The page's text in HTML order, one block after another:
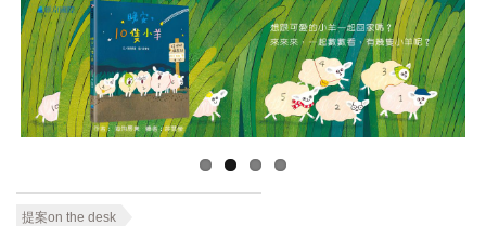
提案on the desk